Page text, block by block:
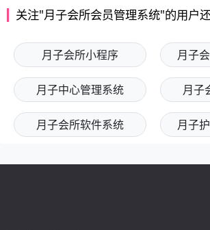
关注"月子会所会员管理系统"的用户
月子会所小程序 月子
月子中心管理系统 月子
月子会所软件系统 月子